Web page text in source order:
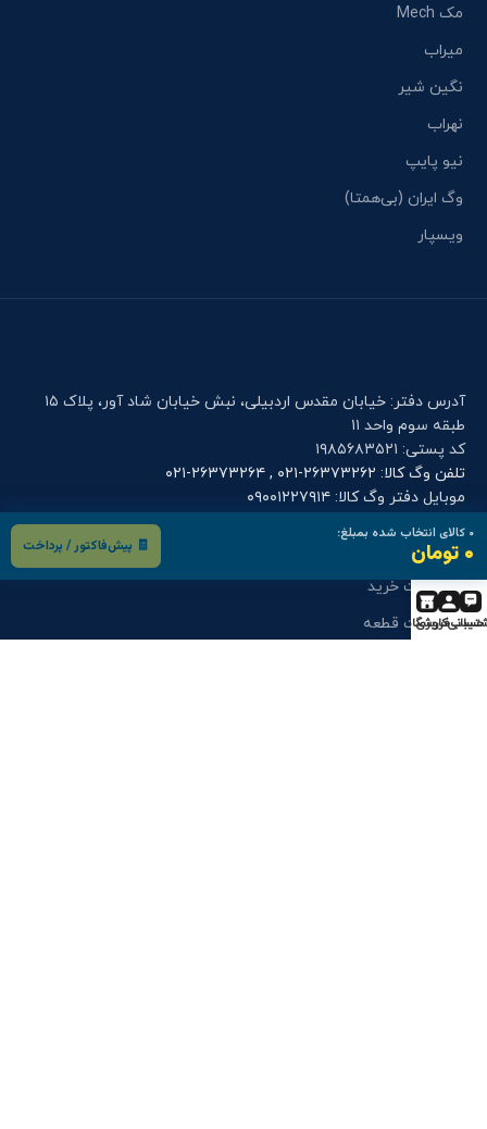
۰ کالای انتخاب شده بمبلغ:
۰ تومان 🧾 پیش‌فاکتور / پرداخت
مک Mech
میراب
نگین شیر
نهراب
نیو پایپ
وگ ایران (بی‌همتا)
ویسپار
آدرس دفتر: خیابان مقدس اردبیلی، نبش خیابان شاد آور، پلاک ۱۵
طبقه سوم واحد ۱۱
کد پستی: ۱۹۸۵۶۸۳۵۲۱
تلفن وگ کالا: ۲۶۳۷۳۲۶۲-۰۲۱ , ۲۶۳۷۳۲۶۴-۰۲۱
موبایل دفتر وگ کالا: ۰۹۰۰۱۲۲۷۹۱۴
فرم های کاربری
درخواست خرید
درخواست قطعه
حساب کاربری
فروشگاه